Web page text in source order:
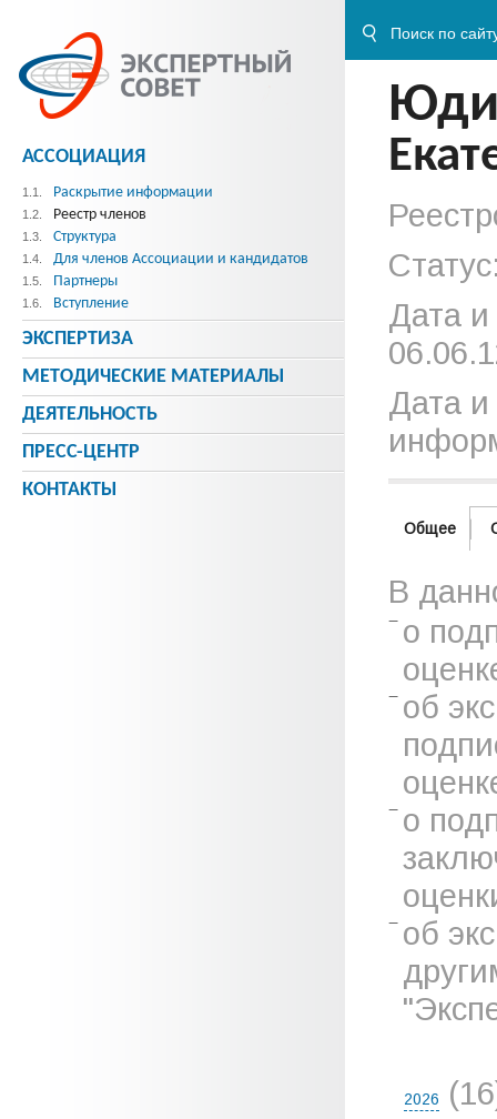
Дата
Дата и
Общее
В
о
об
о
об
2026
АССОЦИАЦИЯ
1.1. Раскрытие информации
1.2. Реестр членов
1.3. Структура
1.4. Для членов Ассоциации и кандидатов
1.5. Партнеры
1.6. Вступление
ЭКСПЕРТИЗА
МЕТОДИЧЕСКИE МАТЕРИАЛЫ
ДЕЯТЕЛЬНОСТЬ
ПРЕСС-ЦЕНТР
КОНТАКТЫ